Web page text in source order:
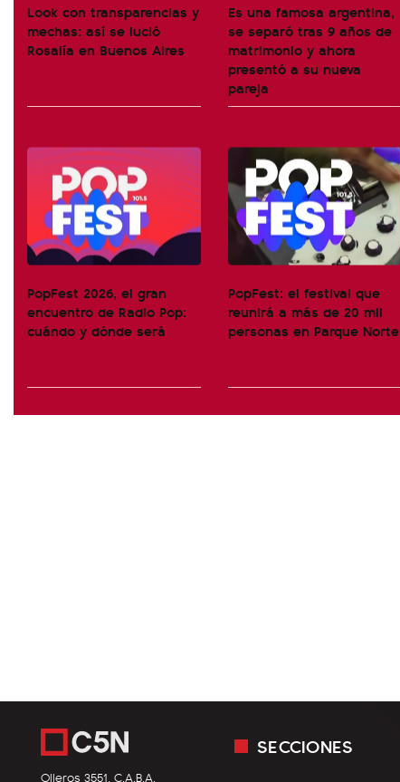
Look con transparencias y
mechas: así se lució
Rosalía en Buenos Aires
Es una famosa argentina,
se separó tras 9 años de
matrimonio y ahora
presentó a su nueva
pareja
PopFest 2026, el gran
encuentro de Radio Pop:
cuándo y dónde será
PopFest: el festival que
reunirá a más de 20 mil
personas en Parque Norte
Olleros 3551, C.A.B.A.
SECCIONES